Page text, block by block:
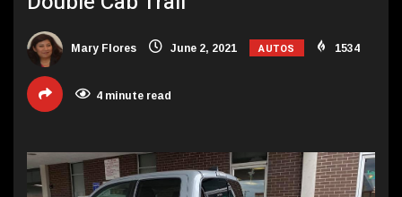
Mary Flores June 2, 2021 AUTOS 1534
4 minute read